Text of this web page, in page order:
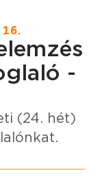
-
(24. hét)